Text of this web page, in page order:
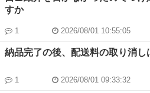
じような経験がある方がいればお
すか
1 2026/08/01 10:55:05
納品完了の後、配送料の取り消し
1 2026/08/01 09:33:32